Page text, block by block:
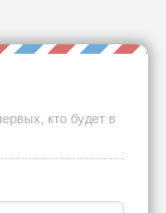
кто будет в